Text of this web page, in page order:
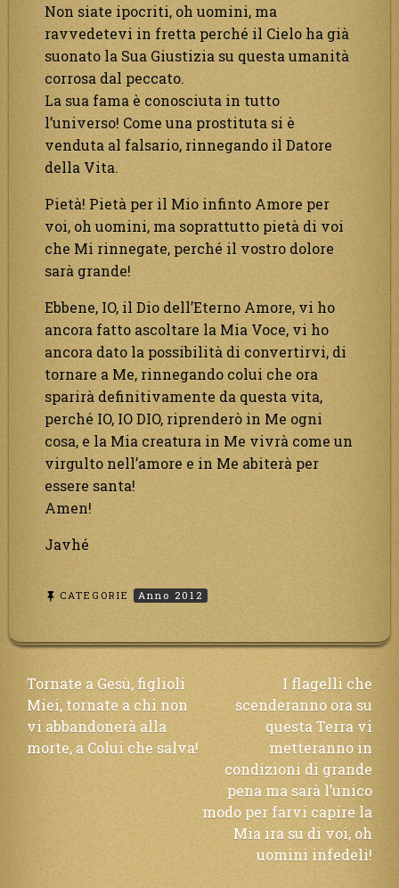
Non siate ipocriti, oh uomini, ma
ravvedetevi in fretta perché il Cielo ha già
suonato la Sua Giustizia su questa umanità
corrosa dal peccato.
La sua fama è conosciuta in tutto
l’universo! Come una prostituta si è
venduta al falsario, rinnegando il Datore
della Vita.
Pietà! Pietà per il Mio infinto Amore per
voi, oh uomini, ma soprattutto pietà di voi
che Mi rinnegate, perché il vostro dolore
sarà grande!
Ebbene, IO, il Dio dell’Eterno Amore, vi ho
ancora fatto ascoltare la Mia Voce, vi ho
ancora dato la possibilità di convertirvi, di
tornare a Me, rinnegando colui che ora
sparirà definitivamente da questa vita,
perché IO, IO DIO, riprenderò in Me ogni
cosa, e la Mia creatura in Me vivrà come un
virgulto nell’amore e in Me abiterà per
essere santa!
Amen!
Javhé
CATEGORIE Anno 2012
Navigazione
articoli
Tornate a Gesù, figlioli
Miei, tornate a chi non
vi abbandonerà alla
morte, a Colui che salva!
I flagelli che
scenderanno ora su
questa Terra vi
metteranno in
condizioni di grande
pena ma sarà l’unico
modo per farvi capire la
Mia ira su di voi, oh
uomini infedeli!